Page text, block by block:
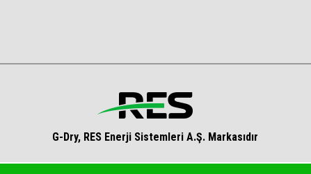
G-Dry, RES Enerji Sistemleri A.Ş. Markasıdır